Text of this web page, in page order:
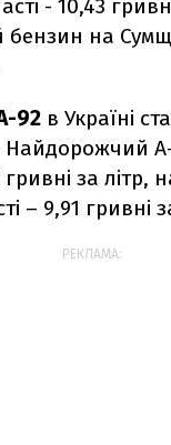
- 10,43
на
92 в Україні
Найдорожчий
гривні за
– 9,91 гривні
РЕКЛАМА: